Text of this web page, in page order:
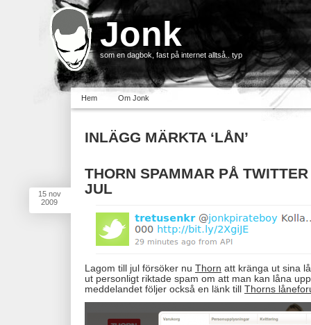
Jonk
som en dagbok, fast på internet alltså.. typ
Hem Om Jonk
INLÄGG MÄRKTA ‘LÅN’
15 nov
2009
THORN SPAMMAR PÅ
JUL
Lagom till jul försöker nu Thorn att kränga ut sina
ut personligt riktade spam om att man kan låna
meddelandet följer också en länk till Thorns